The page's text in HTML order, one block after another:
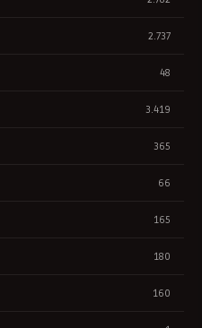
2.737
48
3.419
365
66
165
180
160